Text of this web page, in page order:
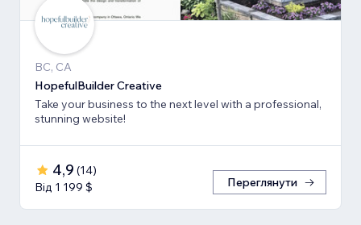
BC, CA
HopefulBuilder Creative
Take your business to the next level with a professional,
stunning website!
4,9 (14)
Від 1 199 $
Переглянути